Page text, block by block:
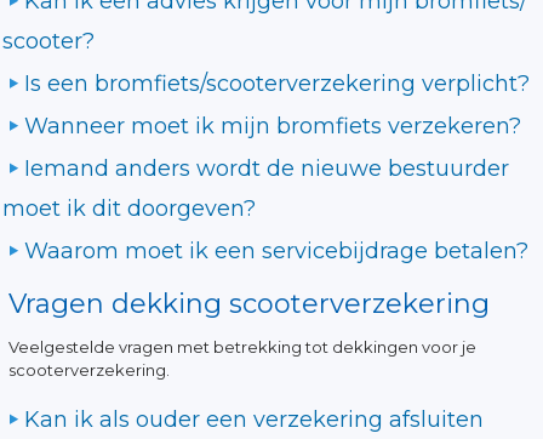
scooter?
Is een bromfiets/scooterverzekering verplicht?
Wanneer moet ik mijn bromfiets verzekeren?
Iemand anders wordt de nieuwe bestuurder
moet ik dit doorgeven?
Waarom moet ik een servicebijdrage betalen?
Vragen dekking scooterverzekering
Veelgestelde vragen met betrekking tot dekkingen voor je
scooterverzekering.
Kan ik als ouder een verzekering afsluiten